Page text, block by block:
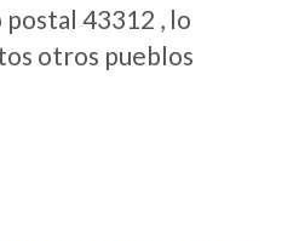
postal 43312 , lo
otros pueblos